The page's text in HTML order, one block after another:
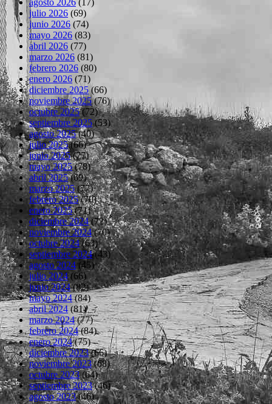
julio 2026 (69)
junio 2026 (74)
mayo 2026 (83)
abril 2026 (77)
marzo 2026 (81)
febrero 2026 (80)
enero 2026 (71)
diciembre 2025(66)
noviembre 2025(76)
octubre 2025(72)
septiembre 2025(53)
agosto 2025(40)
julio 2025(66)
junio 2025(77)
mayo 2025(78)
abril 2025(69)
marzo 2025(77)
febrero 2025(70)
enero 2025(71)
diciembre 2024(72)
noviembre 2024(70)
octubre 2024(63)
septiembre 2024(43)
agosto 2024 (45)
julio 2024(66)
junio 2024(82)
mayo 2024(84)
abril 2024(81)
marzo 2024(77)
febrero 2024(84)
enero 2024(75)
diciembre 2023(66)
noviembre 2023(68)
octubre 2023(64)
septiembre 2023(46)
agosto 2023(46)